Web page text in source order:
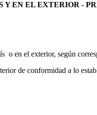
Y EN EL EXTERIOR -
o en el exterior, según
de conformidad a lo